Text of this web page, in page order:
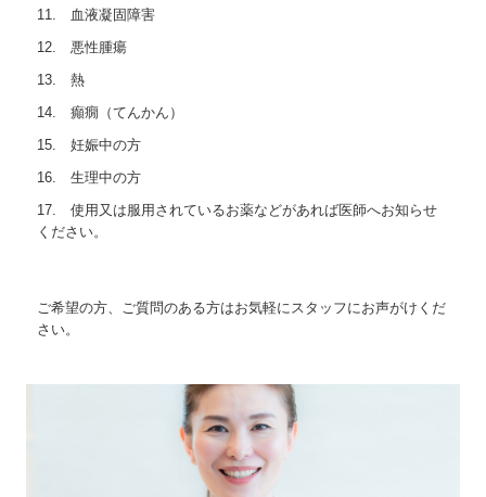
11. 血液凝固障害
12. 悪性腫瘍
13. 熱
14. 癲癇（てんかん）
15. 妊娠中の方
16. 生理中の方
17. 使用又は服用されているお薬などがあれば医師へお知らせ
ください。
ご希望の方、ご質問のある方はお気軽にスタッフにお声がけくだ
さい。